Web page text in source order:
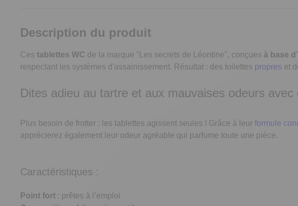
Description du produit
Ces tablettes WC de la marque "Les secrets de Léontine", conçues à base
respectant les systèmes d'assainissement. Résultat : des toilettes propres et
Dites adieu au tartre et aux mauvaises odeurs
Plus besoin de frotter : les tablettes agissent seules ! Grâce à leur formule
apprécierez également leur odeur agréable qui parfume toute une pièce.
Caractéristiques :
Point fort : prêtes à l’emploi